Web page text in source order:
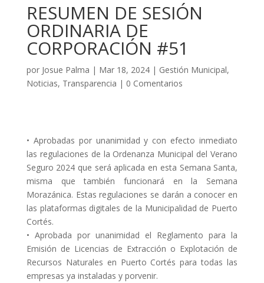
RESUMEN DE SESIÓN
ORDINARIA DE
CORPORACIÓN #51
por Josue Palma | Mar 18, 2024| Gestión Municipal,
Noticias, Transparencia | 0 Comentarios
• Aprobadas por unanimidad y con efecto inmediato
las regulaciones de la Ordenanza Municipal del Verano
Seguro 2024 que será aplicada en esta Semana Santa,
misma que también funcionará en la Semana
Morazánica. Estas regulaciones se darán a conocer en
las plataformas digitales de la Municipalidad de Puerto
Cortés.
• Aprobada por unanimidad el Reglamento para la
Emisión de Licencias de Extracción o Explotación de
Recursos Naturales en Puerto Cortés para todas las
empresas ya instaladas y porvenir.